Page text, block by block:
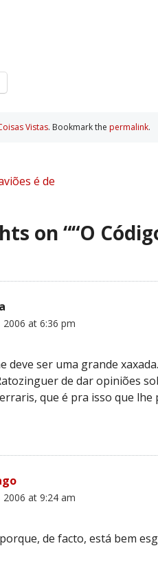
Vistas. Bookmark the permalink.
é de
on ““O
2006 at 6:36 pm
deve ser uma grande
de dar opiniões
que é pra isso que lhe
2006 at 9:24 am
de facto, está bem